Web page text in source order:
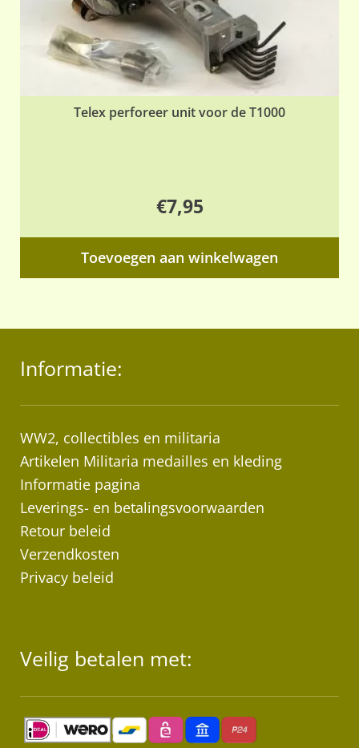
Telex perforeer unit voor de T1000
€7,95
Toevoegen aan winkelwagen
Informatie:
WW2, collectibles en militaria
Artikelen Militaria medailles en kleding
Informatie pagina
Leverings- en betalingsvoorwaarden
Retour beleid
Verzendkosten
Privacy beleid
Veilig betalen met: